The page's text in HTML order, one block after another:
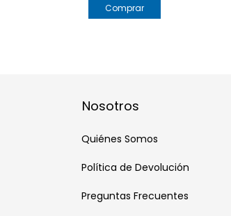
Comprar
Nosotros
Quiénes Somos
Política de Devolución
Preguntas Frecuentes